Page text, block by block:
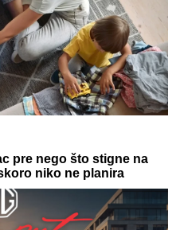
IMA OZBILJAN
SE MALO ZNA
i voditeljstva novac
ovog posla: "Ljudi mi